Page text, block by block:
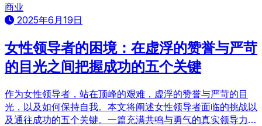
商业
2025年6月19日
女性领导者的困境：在虚浮的赞誉与严苛
的目光之间把握成功的五个关键
作为女性领导者，站在顶峰的艰难，虚浮的赞誉与严苛的目
光，以及如何保持自我。本文将阐述女性领导者面临的挑战以
及通往成功的五个关键。一篇充满共鸣与勇气的真实领导力论